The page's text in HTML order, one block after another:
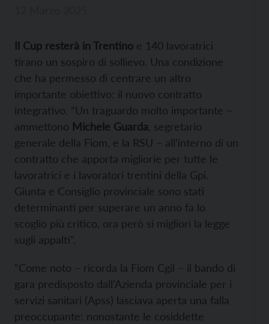
Il Cup resterà in Trentino e 140 lavoratrici
tirano un sospiro di sollievo. Una condizione
che ha permesso di centrare un altro
importante obiettivo: il nuovo contratto
integrativo. “Un traguardo molto importante –
ammettono Michele Guarda , segretario
generale della Fiom, e la RSU – all’interno di un
contratto che apporta migliorie per tutte le
lavoratrici e i lavoratori trentini della Gpi.
Giunta e Consiglio provinciale sono stati
determinanti per superare un anno fa lo
scoglio più critico, ora però si migliori la legge
sugli appalti”.
“Come noto – ricorda la Fiom Cgil – il bando di
gara predisposto dall’Azienda provinciale per i
servizi sanitari (Apss) lasciava aperta una falla
preoccupante: nonostante le cosiddette